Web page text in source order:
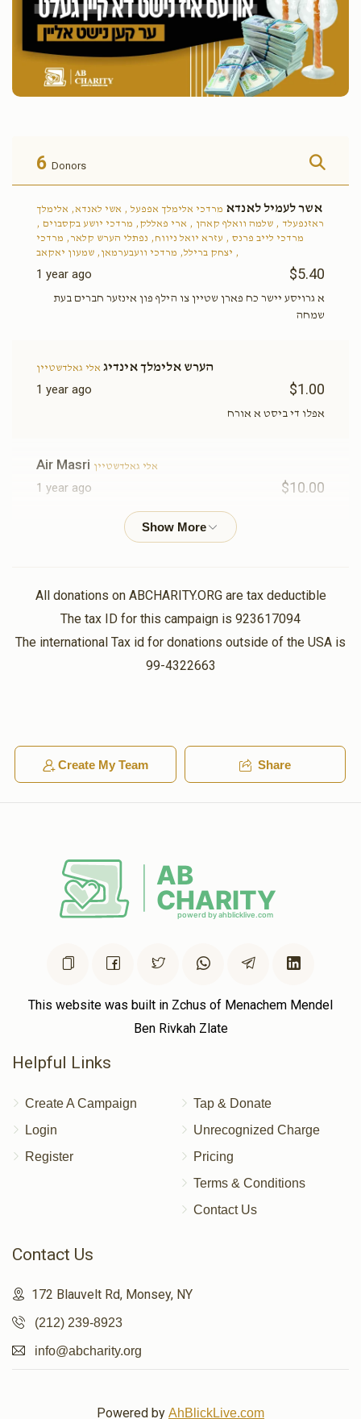
6 Donors
אשר לעמיל לאנדא מרדכי אלימלך אפפעל , אשי לאנדא, אלימלך
ראזנפעלד , שלמה וואלף קאהן , ארי פאללק, מרדכי יושע בקסבוים ,
מרדכי לייב פרנס , עזרא יואל ניווח, נפתלי הערש קלאר, מרדכי
יצחק ברילל, מרדכי וועבערמאן, שמעון יאקאב ,
1 year ago $5.40
א גרויסע יישר כח פארן שטיין צו הילף פון אינזער חברים בעת
שמחה
הערש אלימלך אינדיג אלי גאלדשטיין
1 year ago $1.00
אפלו די ביסט א אורח
Air Masri אלי גאלדשטיין
1 year ago $10.00
חיים יהודא גאלדשטיין
Vl Music 🎵🎵🎶🎶אלי גאלדשטיין
1 year ago $5.00
איך בענק מיך צי צייטן וואס מיר האבן אסאך פארברענגט!!
All donations on ABCHARITY.ORG are tax deductible
The tax ID for this campaign is 923617094
The international Tax id for donations outside of the USA is
99-4322663
Create My Team Share
This website was built in Zchus of Menachem Mendel
Ben Rivkah Zlate
Helpful Links
Create A Campaign
Login
Register
Tap & Donate
Unrecognized Charge
Pricing
Terms & Conditions
Contact Us
Contact Us
172 Blauvelt Rd, Monsey, NY
(212) 239-8923
info@abcharity.org
Powered by AhBlickLive.com